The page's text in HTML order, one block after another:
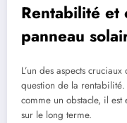
Rentabilité et
panneau
L’un des aspects
question de la
comme un obstacle, il
sur le long terme.